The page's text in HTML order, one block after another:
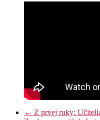
← Z prvej ruky: